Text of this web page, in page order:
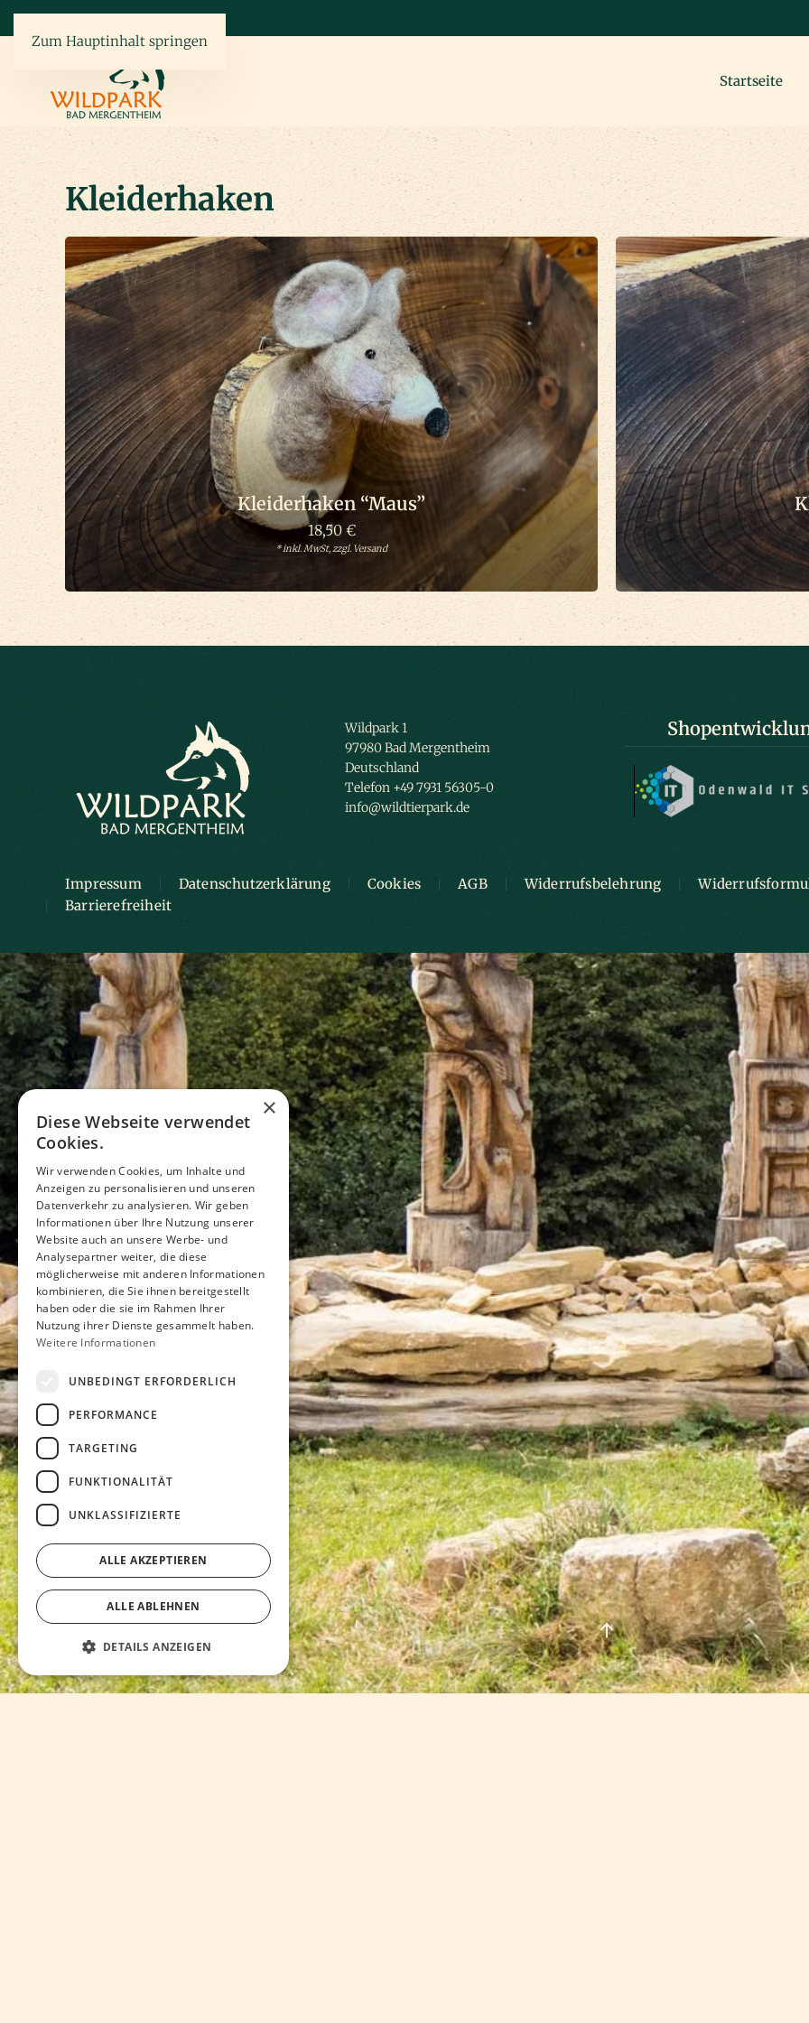
Zum Hauptinhalt springen
Startseite
Kleiderhaken
Kleiderhaken “Maus”
18,50 €
* inkl. MwSt, zzgl. Versand
Wildpark 1
97980 Bad Mergentheim
Deutschland
Telefon +49 7931 56305-0
info@wildtierpark.de
Impressum Datenschutzerklärung Cookies AGB Widerrufsbelehrung
Barrierefreiheit
×
Diese Webseite verwendet
Cookies.
Wir verwenden Cookies, um Inhalte und
Anzeigen zu personalisieren und unseren
Datenverkehr zu analysieren. Wir geben
Informationen über Ihre Nutzung unserer
Website auch an unsere Werbe- und
Analysepartner weiter, die diese
möglicherweise mit anderen Informationen
kombinieren, die Sie ihnen bereitgestellt
haben oder die sie im Rahmen Ihrer
Nutzung ihrer Dienste gesammelt haben.
Weitere Informationen
UNBEDINGT ERFORDERLICH
PERFORMANCE
TARGETING
FUNKTIONALITÄT
UNKLASSIFIZIERTE
ALLE AKZEPTIEREN
ALLE ABLEHNEN
DETAILS ANZEIGEN